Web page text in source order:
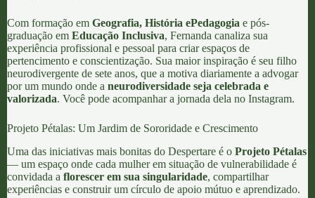
Com formação em Geografia, História ePedagogia e pós-
graduação em Educação Inclusiva, Fernanda canaliza sua
experiência profissional e pessoal para criar espaços de
pertencimento e conscientização. Sua maior inspiração é seu filho
neurodivergente de sete anos, que a motiva diariamente a advogar
por um mundo onde a neurodiversidade seja celebrada e
valorizada. Você pode acompanhar a jornada dela no Instagram.
Projeto Pétalas: Um Jardim de Sororidade e Crescimento
Uma das iniciativas mais bonitas do Despertare é o Projeto Pétalas
— um espaço onde cada mulher em situação de vulnerabilidade é
convidada a florescer em sua singularidade, compartilhar
experiências e construir um círculo de apoio mútuo e aprendizado.